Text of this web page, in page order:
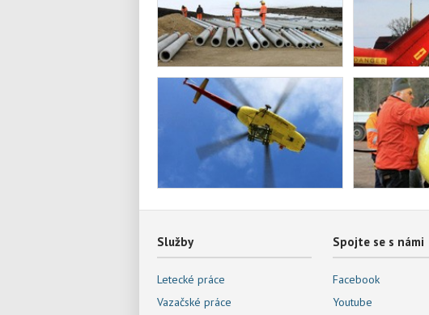
Služby
Letecké práce
Vazačské práce
Spojte se s námi
Facebook
Youtube